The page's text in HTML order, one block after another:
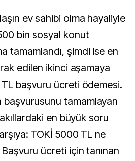
bin sosyal konut
tamamlandı, şimdi ise en
edilen ikinci aşamaya
başvuru ücreti ödemesi.
tamamlayan
en büyük soru
TOKİ 5000 TL ne
Başvuru ücreti için tanınan